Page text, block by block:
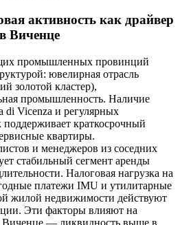
активность как драйвер
Виченце
промышленных провинций
ювелирная отрасль
золотой кластер),
промышленность. Наличие
di Vicenza и регулярных
краткосрочный
квартиры.
и менеджеров из соседних
стабильный сегмент аренды
Налоговая нагрузка на
платежи IMU и утилитарные
жилой недвижимости действуют
Эти факторы влияют на
Виченце — ликвидность выше в